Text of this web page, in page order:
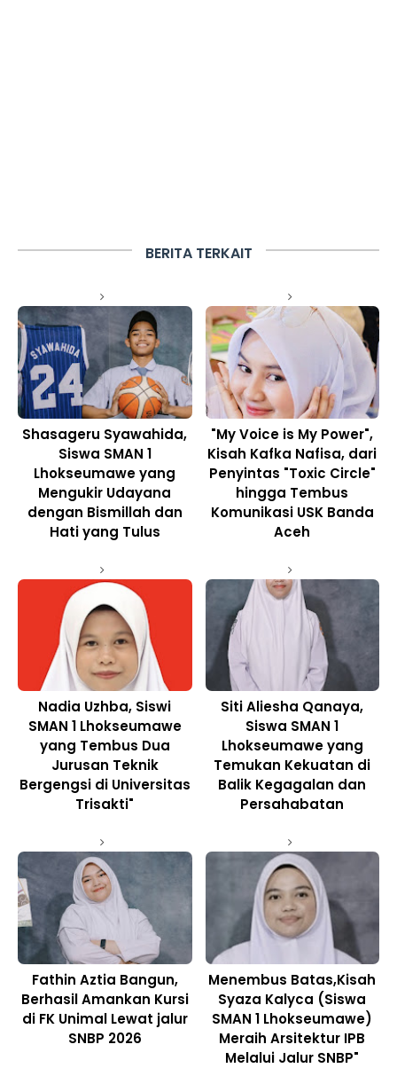
BERITA TERKAIT
Shasageru Syawahida,
Siswa SMAN 1
Lhokseumawe yang
Mengukir Udayana
dengan Bismillah dan
Hati yang Tulus
"My Voice is My Power",
Kisah Kafka Nafisa, dari
Penyintas "Toxic Circle"
hingga Tembus
Komunikasi USK Banda
Aceh
Nadia Uzhba, Siswi
SMAN 1 Lhokseumawe
yang Tembus Dua
Jurusan Teknik
Bergengsi di Universitas
Trisakti"
Siti Aliesha Qanaya,
Siswa SMAN 1
Lhokseumawe yang
Temukan Kekuatan di
Balik Kegagalan dan
Persahabatan
Fathin Aztia Bangun,
Berhasil Amankan Kursi
di FK Unimal Lewat jalur
SNBP 2026
Menembus Batas,Kisah
Syaza Kalyca (Siswa
SMAN 1 Lhokseumawe)
Meraih Arsitektur IPB
Melalui Jalur SNBP"